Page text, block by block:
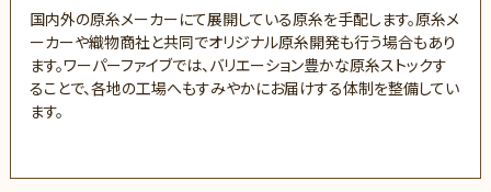
国内外の原糸メーカーにて展開している原糸を手配します。原糸メ
ーカーや織物商社と共同でオリジナル原糸開発も行う場合もあり
ます。ワーパーファイブでは、バリエーション豊かな原糸ストックす
ることで、各地の工場へもすみやかにお届けする体制を整備してい
ます。